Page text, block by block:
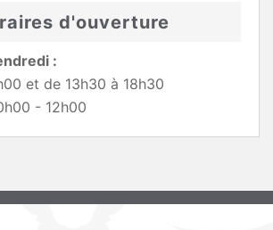
d'ouverture
:
et de 13h30 à 18h30
- 12h00